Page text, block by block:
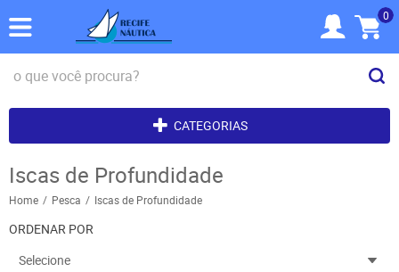
0
CATEGORIAS
Iscas de Profundidade
Home Pesca Iscas de Profundidade
ORDENAR POR
Selecione